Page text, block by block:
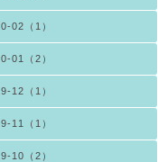
02（1）
01（2）
12（1）
11（1）
10（2）